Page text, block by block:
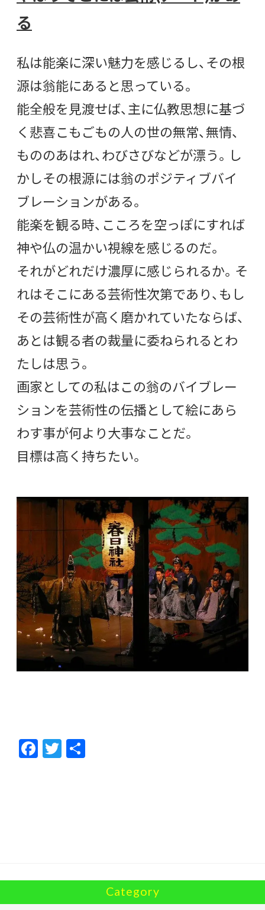
る
私は能楽に深い魅力を感じるし、その根
源は翁能にあると思っている。
能全般を見渡せば、主に仏教思想に基づ
く悲喜こもごもの人の世の無常、無情、
もののあはれ、わびさびなどが漂う。し
かしその根源には翁のポジティブバイ
ブレーションがある。
能楽を観る時、こころを空っぽにすれば
神や仏の温かい視線を感じるのだ。
それがどれだけ濃厚に感じられるか。そ
れはそこにある芸術性次第であり、もし
その芸術性が高く磨かれていたならば、
あとは観る者の裁量に委ねられるとわ
たしは思う。
画家としての私はこの翁のバイブレー
ションを芸術性の伝播として絵にあら
わす事が何より大事なことだ。
目標は高く持ちたい。
F
ac
T
w
Category